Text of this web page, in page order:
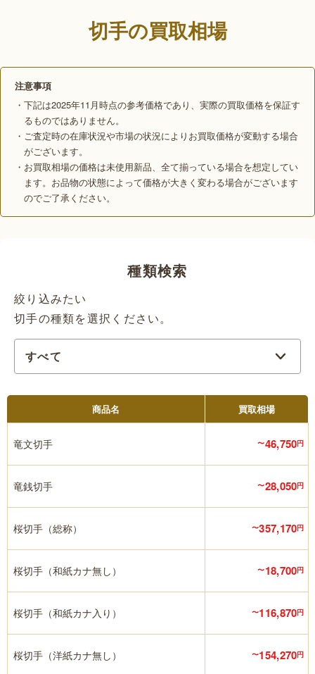
切手の買取相場
注意事項
・下記は2025年11月時点の参考価格であり、実際の買取価格を保証す
るものではありません。
・ご査定時の在庫状況や市場の状況によりお買取価格が変動する場合
がございます。
・お買取相場の価格は未使用新品、全て揃っている場合を想定してい
ます。お品物の状態によって価格が大きく変わる場合がございます
のでご了承ください。
種類検索
絞り込みたい
切手の種類を選択ください。
商品名 買取相場
竜文切手 〜46,750円
竜銭切手 〜28,050円
桜切手（総称） 〜357,170円
桜切手（和紙カナ無し） 〜18,700円
桜切手（和紙カナ入り） 〜116,870円
桜切手（洋紙カナ無し） 〜154,270円